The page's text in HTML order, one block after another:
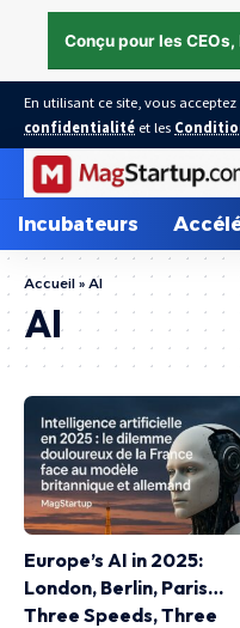
En utilisant ce site, vous acceptez
confidentialité et les
Incubateurs
Accueil » AI
AI
Europe’s AI in 2025:
London, Berlin, Paris…
Three Speeds, Three